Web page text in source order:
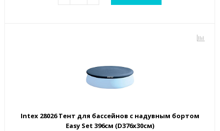
Intex 28026 Тент для бассейнов с надувным бортом
Easy Set 396см (D376х30см)